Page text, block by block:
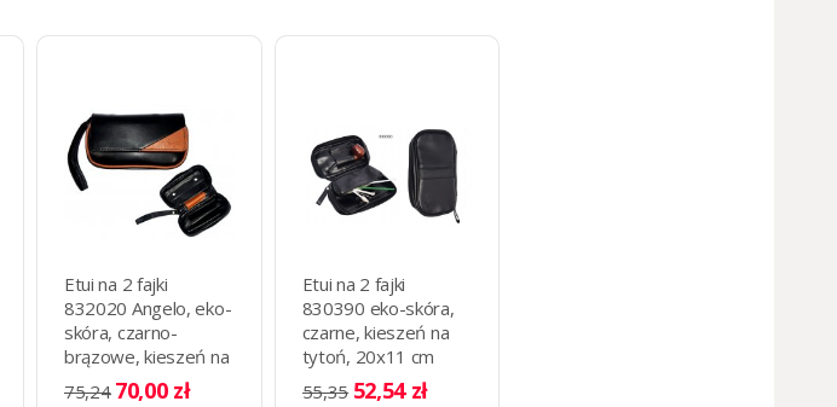
Etui na 2 fajki
832020 Angelo, eko-
skóra, czarno-
brązowe, kieszeń na
tytoń, 18.5x10 cm
75,24 70,00 zł
Etui na 2 fajki
830390 eko-skóra,
czarne, kieszeń na
tytoń, 20x11 cm
55,35 52,54 zł